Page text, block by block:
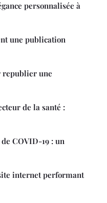
personnalisée à
une publication
republier une
de la santé :
COVID-19 : un
internet performant